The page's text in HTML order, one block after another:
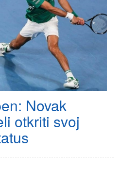
Novak
otkriti svoj